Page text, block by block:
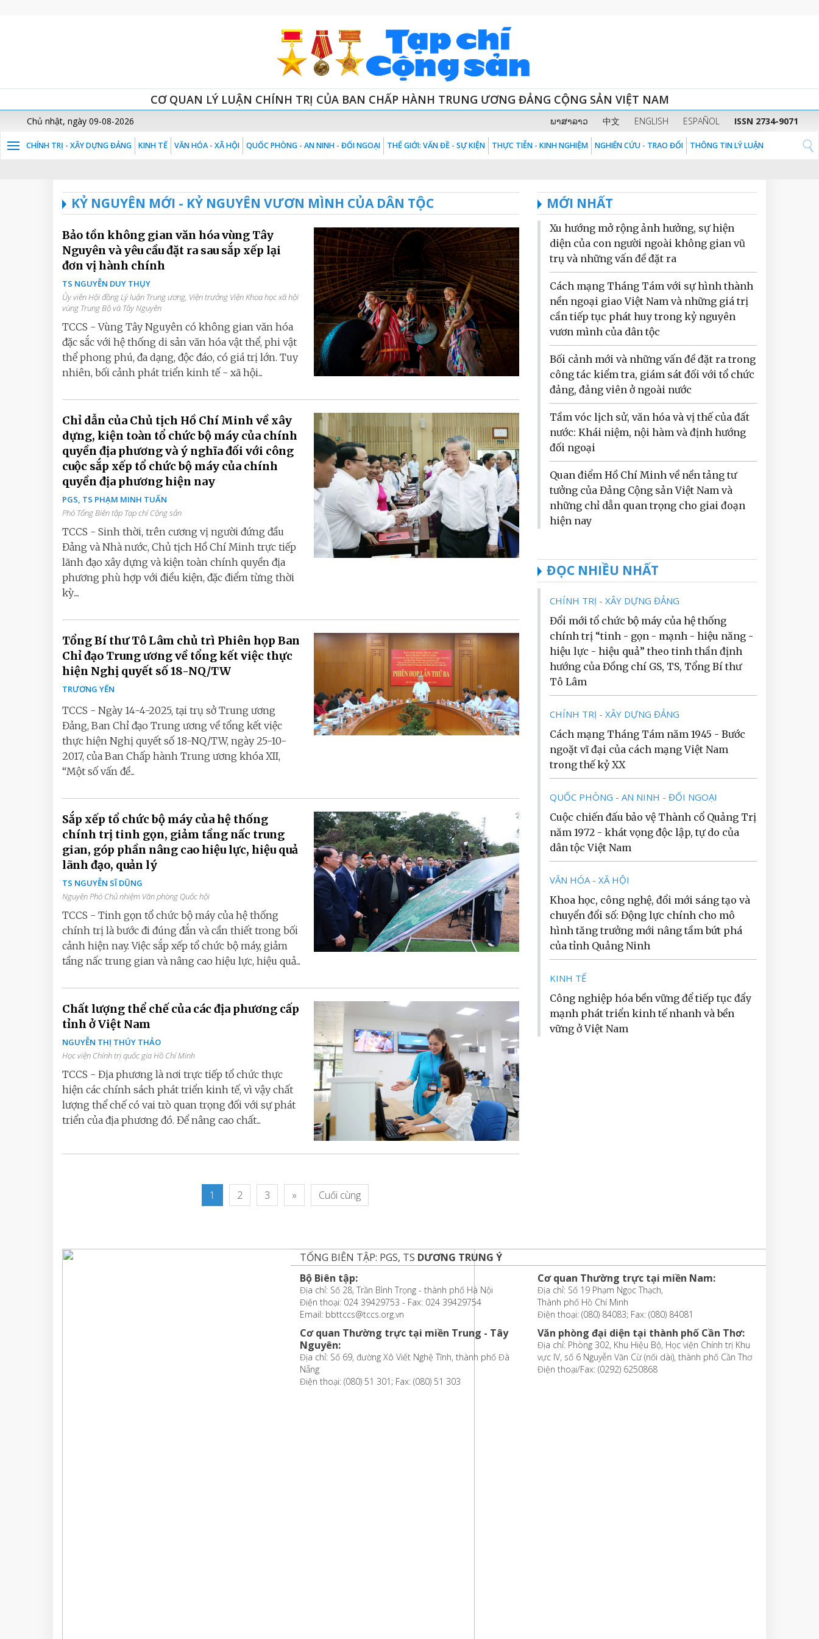
CƠ QUAN LÝ LUẬN CHÍNH TRỊ CỦA BAN CHẤP HÀNH TRUNG ƯƠNG ĐẢNG CỘNG SẢN VIỆT NAM
Chủ nhật, ngày 09-08-2026 ພາສາລາວ 中文 ENGLISH ESPAÑOL ISSN 2734-9071
CHÍNH TRỊ - XÂY DỰNG ĐẢNG KINH TẾ VĂN HÓA - XÃ HỘI QUỐC PHÒNG - AN NINH - ĐỐI NGOẠI THẾ GIỚI: VẤN ĐỀ - SỰ KIỆN THỰC TIỄN - KINH NGHIỆM NGHIÊN CỨU - TRAO ĐỔI THÔNG TIN LÝ LUẬN
KỶ NGUYÊN MỚI - KỶ NGUYÊN VƯƠN MÌNH CỦA DÂN TỘC
Bảo tồn không gian văn hóa vùng Tây
Nguyên và yêu cầu đặt ra sau sắp xếp lại
đơn vị hành chính
TS NGUYỄN DUY THỤY
Ủy viên Hội đồng Lý luận Trung ương, Viện trưởng Viện Khoa học xã hội
vùng Trung Bộ và Tây Nguyên
TCCS - Vùng Tây Nguyên có không gian văn hóa
đặc sắc với hệ thống di sản văn hóa vật thể, phi vật
thể phong phú, đa dạng, độc đáo, có giá trị lớn. Tuy
nhiên, bối cảnh phát triển kinh tế - xã hội...
Chỉ dẫn của Chủ tịch Hồ Chí Minh về xây
dựng, kiện toàn tổ chức bộ máy của chính
quyền địa phương và ý nghĩa đối với công
cuộc sắp xếp tổ chức bộ máy của chính
quyền địa phương hiện nay
PGS, TS PHẠM MINH TUẤN
Phó Tổng Biên tập Tạp chí Cộng sản
TCCS - Sinh thời, trên cương vị người đứng đầu
Đảng và Nhà nước, Chủ tịch Hồ Chí Minh trực tiếp
lãnh đạo xây dựng và kiện toàn chính quyền địa
phương phù hợp với điều kiện, đặc điểm từng thời
kỳ....
Tổng Bí thư Tô Lâm chủ trì Phiên họp Ban
Chỉ đạo Trung ương về tổng kết việc thực
hiện Nghị quyết số 18-NQ/TW
TRƯƠNG YẾN
TCCS - Ngày 14-4-2025, tại trụ sở Trung ương
Đảng, Ban Chỉ đạo Trung ương về tổng kết việc
thực hiện Nghị quyết số 18-NQ/TW, ngày 25-10-
2017, của Ban Chấp hành Trung ương khóa XII,
“Một số vấn đề...
Sắp xếp tổ chức bộ máy của hệ thống
chính trị tinh gọn, giảm tầng nấc trung
gian, góp phần nâng cao hiệu lực, hiệu quả
lãnh đạo, quản lý
TS NGUYỄN SĨ DŨNG
Nguyên Phó Chủ nhiệm Văn phòng Quốc hội
TCCS - Tinh gọn tổ chức bộ máy của hệ thống
chính trị là bước đi đúng đắn và cần thiết trong bối
cảnh hiện nay. Việc sắp xếp tổ chức bộ máy, giảm
tầng nấc trung gian và nâng cao hiệu lực, hiệu quả...
Chất lượng thể chế của các địa phương cấp
tỉnh ở Việt Nam
NGUYỄN THỊ THÚY THẢO
Học viện Chính trị quốc gia Hồ Chí Minh
TCCS - Địa phương là nơi trực tiếp tổ chức thực
hiện các chính sách phát triển kinh tế, vì vậy chất
lượng thể chế có vai trò quan trọng đối với sự phát
triển của địa phương đó. Để nâng cao chất...
1 2 3 » Cuối cùng
MỚI NHẤT
Xu hướng mở rộng ảnh hưởng, sự hiện
diện của con người ngoài không gian vũ
trụ và những vấn đề đặt ra
Cách mạng Tháng Tám với sự hình thành
nền ngoại giao Việt Nam và những giá trị
cần tiếp tục phát huy trong kỷ nguyên
vươn mình của dân tộc
Bối cảnh mới và những vấn đề đặt ra trong
công tác kiểm tra, giám sát đối với tổ chức
đảng, đảng viên ở ngoài nước
Tầm vóc lịch sử, văn hóa và vị thế của đất
nước: Khái niệm, nội hàm và định hướng
đối ngoại
Quan điểm Hồ Chí Minh về nền tảng tư
tưởng của Đảng Cộng sản Việt Nam và
những chỉ dẫn quan trọng cho giai đoạn
hiện nay
ĐỌC NHIỀU NHẤT
CHÍNH TRỊ - XÂY DỰNG ĐẢNG
Đổi mới tổ chức bộ máy của hệ thống
chính trị “tinh - gọn - mạnh - hiệu năng -
hiệu lực - hiệu quả” theo tinh thần định
hướng của Đồng chí GS, TS, Tổng Bí thư
Tô Lâm
CHÍNH TRỊ - XÂY DỰNG ĐẢNG
Cách mạng Tháng Tám năm 1945 - Bước
ngoặt vĩ đại của cách mạng Việt Nam
trong thế kỷ XX
QUỐC PHÒNG - AN NINH - ĐỐI NGOẠI
Cuộc chiến đấu bảo vệ Thành cổ Quảng Trị
năm 1972 - khát vọng độc lập, tự do của
dân tộc Việt Nam
VĂN HÓA - XÃ HỘI
Khoa học, công nghệ, đổi mới sáng tạo và
chuyển đổi số: Động lực chính cho mô
hình tăng trưởng mới nâng tầm bứt phá
của tỉnh Quảng Ninh
KINH TẾ
Công nghiệp hóa bền vững để tiếp tục đẩy
mạnh phát triển kinh tế nhanh và bền
vững ở Việt Nam
TỔNG BIÊN TẬP: PGS, TS DƯƠNG TRUNG Ý
Bộ Biên tập:
Địa chỉ: Số 28, Trần Bình Trọng - thành phố Hà Nội
Điện thoại: 024 39429753 - Fax: 024 39429754
Email: bbttccs@tccs.org.vn
Cơ quan Thường trực tại miền Trung - Tây
Nguyên:
Địa chỉ: Số 69, đường Xô Viết Nghệ Tĩnh, thành phố Đà
Nẵng
Điện thoại: (080) 51 301; Fax: (080) 51 303
Cơ quan Thường trực tại miền Nam:
Địa chỉ: Số 19 Phạm Ngọc Thạch,
Thành phố Hồ Chí Minh
Điện thoại: (080) 84083; Fax: (080) 84081
Văn phòng đại diện tại thành phố Cần Thơ:
Địa chỉ: Phòng 302, Khu Hiệu Bộ, Học viện Chính trị Khu
vực IV, số 6 Nguyễn Văn Cừ (nối dài), thành phố Cần Thơ
Điện thoại/Fax: (0292) 6250868